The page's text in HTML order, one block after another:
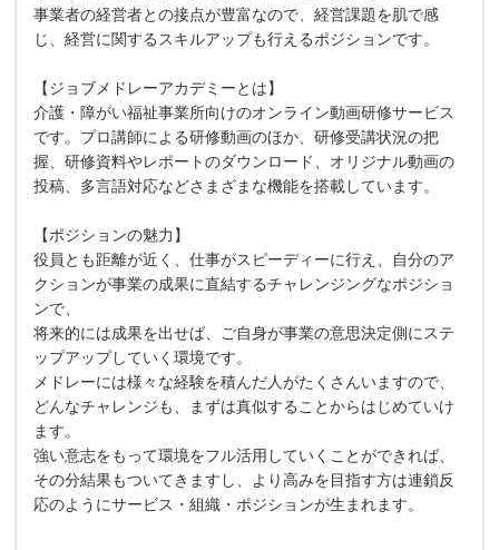
事業者の経営者との接点が豊富なので、経営課題を肌で感
じ、経営に関するスキルアップも行えるポジションです。
【ジョブメドレーアカデミーとは】
介護・障がい福祉事業所向けのオンライン動画研修サービス
です。プロ講師による研修動画のほか、研修受講状況の把
握、研修資料やレポートのダウンロード、オリジナル動画の
投稿、多言語対応などさまざまな機能を搭載しています。
【ポジションの魅力】
役員とも距離が近く、仕事がスピーディーに行え、自分のア
クションが事業の成果に直結するチャレンジングなポジショ
ンで、
将来的には成果を出せば、ご自身が事業の意思決定側にステ
ップアップしていく環境です。
メドレーには様々な経験を積んだ人がたくさんいますので、
どんなチャレンジも、まずは真似することからはじめていけ
ます。
強い意志をもって環境をフル活用していくことができれば、
その分結果もついてきますし、より高みを目指す方は連鎖反
応のようにサービス・組織・ポジションが生まれます。